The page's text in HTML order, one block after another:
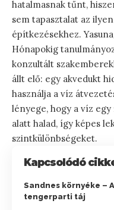
hatalmasnak tűnt,
sem tapasztalat az
építkezésekhez.
Hónapokig
konzultált
állt elő: egy akvedukt
használja a víz
lényege, hogy a víz
alatt halad, így képes
szintkülönbségeket.
Kapcsolódó
Sandnes környéke –
tengerparti táj